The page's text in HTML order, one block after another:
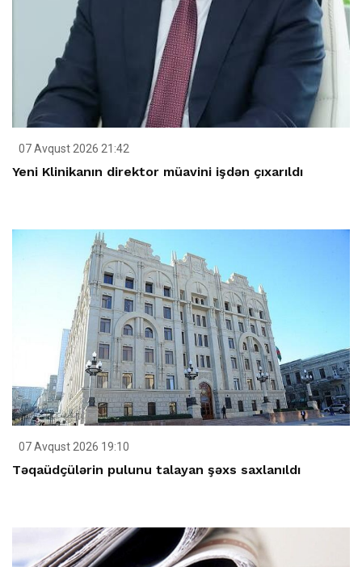
07 Avqust 2026 21:42
Yeni Klinikanın direktor müavini işdən çıxarıldı
07 Avqust 2026 19:10
Təqaüdçülərin pulunu talayan şəxs saxlanıldı